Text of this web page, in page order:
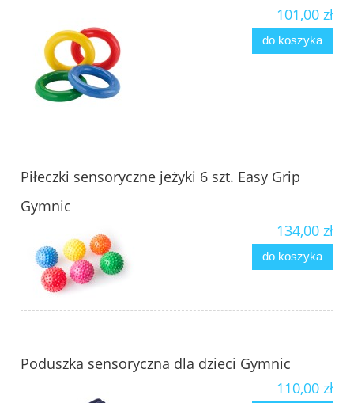
101,00 zł
do koszyka
Piłeczki sensoryczne jeżyki 6 szt. Easy Grip
Gymnic
134,00 zł
do koszyka
Poduszka sensoryczna dla dzieci Gymnic
110,00 zł